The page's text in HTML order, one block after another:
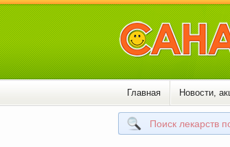
Главная Новости,